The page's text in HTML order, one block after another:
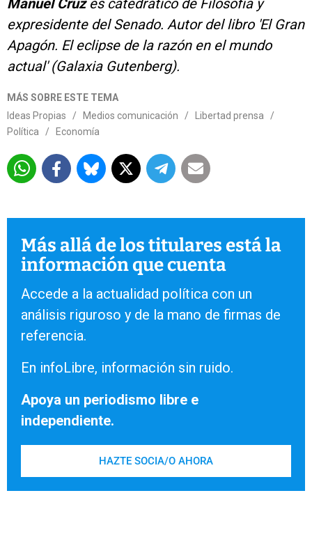
Manuel Cruzes catedrático de Filosofía y
expresidente del Senado. Autor del libro 'El Gran
Apagón. El eclipse de la razón en el mundo
actual' (Galaxia Gutenberg).
MÁS SOBRE ESTE TEMA
Ideas Propias
/ Medios comunicación / Libertad prensa
/
Política
/ Economía
Más allá de los titulares está la
información que cuenta
Accede a la actualidad política con un
análisis riguroso y de la mano de firmas de
referencia.
En infoLibre, información sin ruido.
Apoya un periodismo libre e
independiente.
HAZTE SOCIA/O AHORA